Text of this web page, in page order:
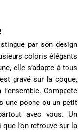
par son design
coloris élégants
elle s’adapte à tous
gravé sur la coque,
Compacte
une poche ou un petit
avec vous. Un
l’on retrouve sur la